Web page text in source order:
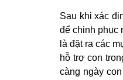
Sau khi xác
để chinh phục
là đặt ra các
hỗ trợ con
càng ngày